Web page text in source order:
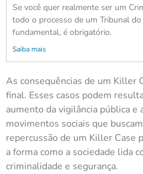
Se você quer realmente ser um
todo o processo de um Tribunal
fundamental, é obrigatório.
Saiba mais
As consequências de um Killer
final. Esses casos podem
aumento da vigilância pública e
movimentos sociais que
repercussão de um Killer Case
a forma como a sociedade lida
criminalidade e segurança.